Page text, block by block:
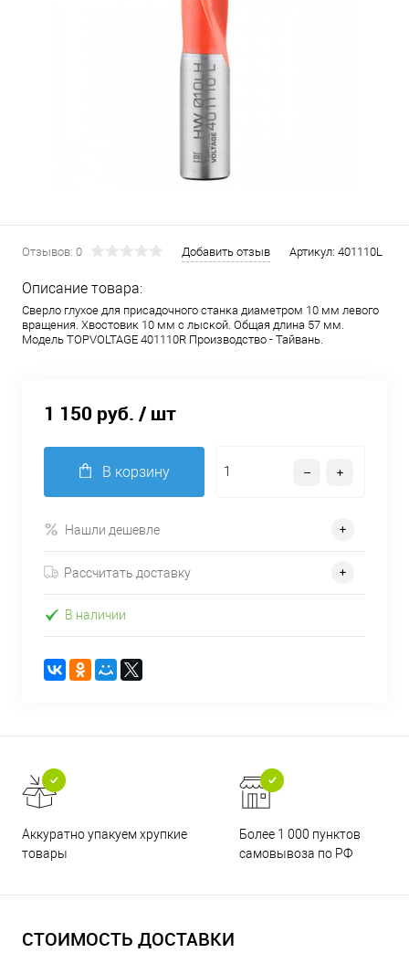
Отзывов: 0 Добавить отзыв Артикул: 401110L
Описание товара:
Сверло глухое для присадочного станка диаметром 10 мм левого
вращения. Хвостовик 10 мм с лыской. Общая длина 57 мм.
Модель TOPVOLTAGE 401110R Производство - Тайвань.
1 150 руб. / шт
В корзину
Нашли дешевле
Рассчитать доставку
В наличии
Аккуратно упакуем хрупкие
товары
Более 1 000 пунктов
самовывоза по РФ
СТОИМОСТЬ ДОСТАВКИ